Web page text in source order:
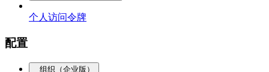
个人访问令牌
配置
组织（企业版）